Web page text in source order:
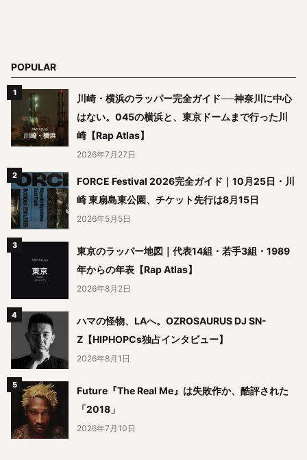
POPULAR
川崎・横浜のラッパー完全ガイド──神奈川に中心
はない。045の横浜と、東京ドームまで行った川
崎【Rap Atlas】
2026年7月27日
FORCE Festival 2026完全ガイド｜10月25日・川
崎 東扇島東公園、チケット先行は8月15日
2026年5月5日
東京のラッパー地図｜代表14組・若手3組・1989
年からの年表【Rap Atlas】
2026年8月2日
ハマの怪物、LAへ。OZROSAURUS DJ SN-
Z【HIPHOPCs独占インタビュー】
2026年8月1日
Future『The Real Me』は失敗作か、酷評された
「2018」
2026年7月10日